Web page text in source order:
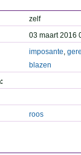
zelf
03 maart 2016
imposante,
blazen
roos